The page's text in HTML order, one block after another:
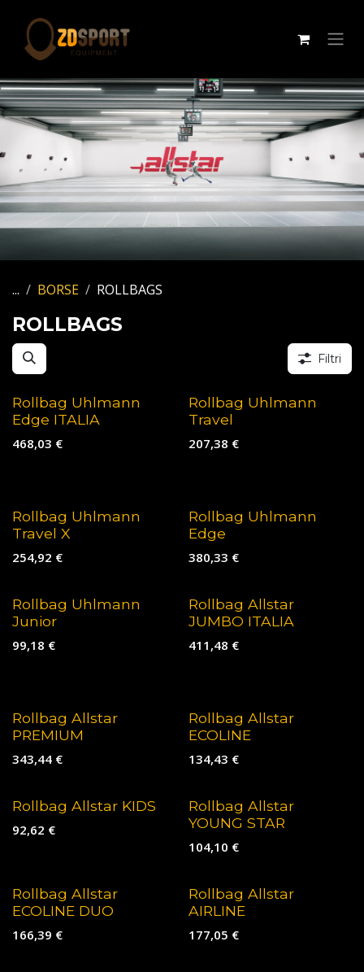
... BORSE ROLLBAGS
ROLLBAGS
Filtri
Rollbag Uhlmann
Edge ITALIA
468,03 €
Rollbag Uhlmann
Travel
207,38 €
Rollbag Uhlmann
Travel X
254,92 €
Rollbag Uhlmann
Edge
380,33 €
Rollbag Uhlmann
Junior
99,18 €
Rollbag Allstar
JUMBO ITALIA
411,48 €
Rollbag Allstar
PREMIUM
343,44 €
Rollbag Allstar
ECOLINE
134,43 €
Rollbag Allstar KIDS
92,62 €
Rollbag Allstar
YOUNG STAR
104,10 €
Rollbag Allstar
ECOLINE DUO
166,39 €
Rollbag Allstar
AIRLINE
177,05 €